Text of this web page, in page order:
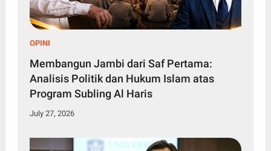
OPINI
Membangun Jambi dari Saf Pertama:
Analisis Politik dan Hukum Islam atas
Program Subling Al Haris
July 27, 2026